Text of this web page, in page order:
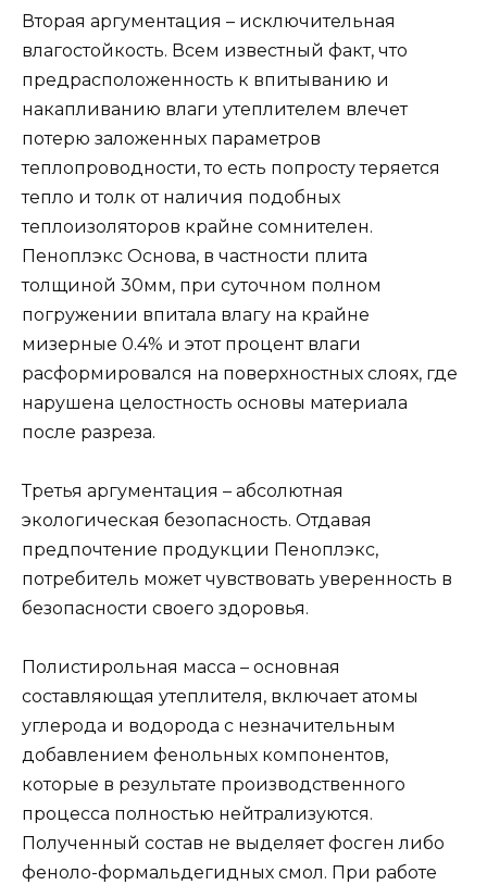
Вторая аргументация – исключительная
влагостойкость. Всем известный факт, что
предрасположенность к впитыванию и
накапливанию влаги утеплителем влечет
потерю заложенных параметров
теплопроводности, то есть попросту теряется
тепло и толк от наличия подобных
теплоизоляторов крайне сомнителен.
Пеноплэкс Основа, в частности плита
толщиной 30мм, при суточном полном
погружении впитала влагу на крайне
мизерные 0.4% и этот процент влаги
расформировался на поверхностных слоях, где
нарушена целостность основы материала
после разреза.
Третья аргументация – абсолютная
экологическая безопасность. Отдавая
предпочтение продукции Пеноплэкс,
потребитель может чувствовать уверенность в
безопасности своего здоровья.
Полистирольная масса – основная
составляющая утеплителя, включает атомы
углерода и водорода с незначительным
добавлением фенольных компонентов,
которые в результате производственного
процесса полностью нейтрализуются.
Полученный состав не выделяет фосген либо
феноло-формальдегидных смол. При работе